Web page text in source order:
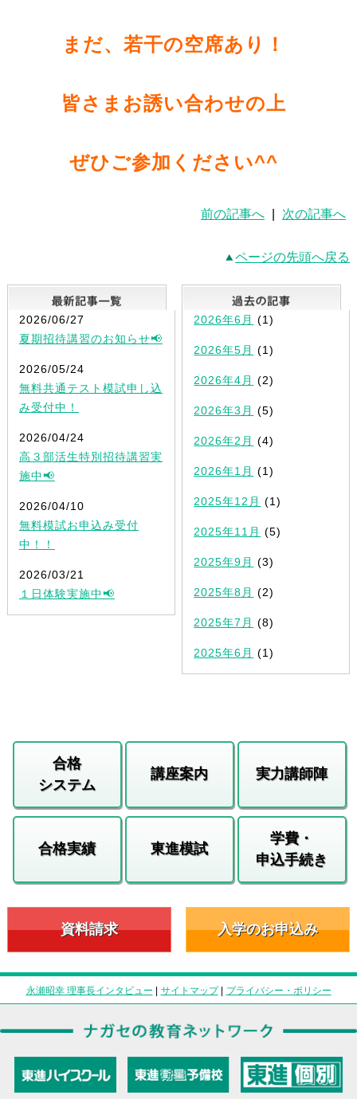
まだ、若干の空席あり！
皆さまお誘い合わせの上
ぜひご参加ください^^
前の記事へ 次の記事へ
ページの先頭へ戻る
最新記事一覧
2026/06/27
夏期招待講習のお知らせ📢
2026/05/24
無料共通テスト模試申し込
み受付中！
2026/04/24
高３部活生特別招待講習実
施中📢
2026/04/10
無料模試お申込み受付
中！！
2026/03/21
１日体験実施中📢
2026年6月 (1)
2026年5月 (1)
2026年4月 (2)
2026年3月 (5)
2026年2月 (4)
2026年1月 (1)
2025年12月 (1)
2025年11月 (5)
2025年9月 (3)
2025年8月 (2)
2025年7月 (8)
2025年6月 (1)
合格
システム
講座案内 実力講師陣
合格実績 東進模試
学費・
申込手続き
資料請求 入学のお申込み
永瀬昭幸 理事長インタビュー | サイトマップ| プライバシー・ポリシー